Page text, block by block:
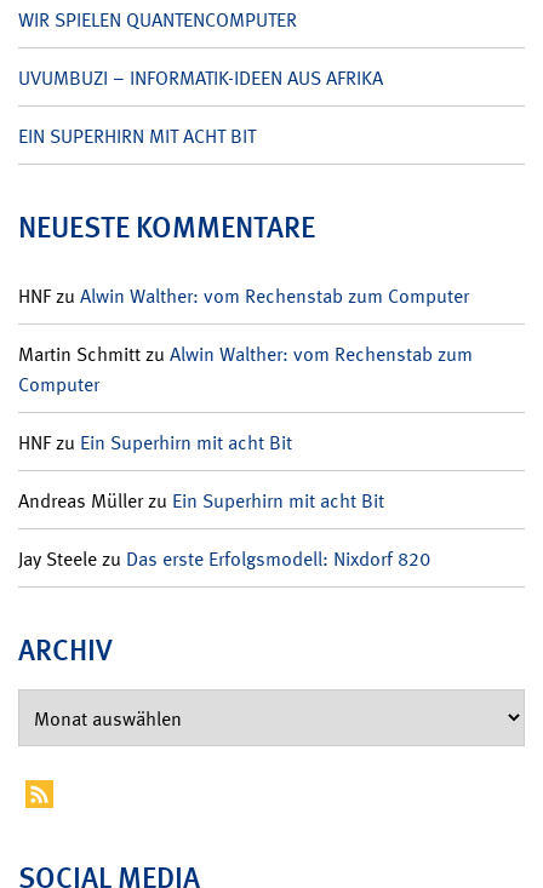
WIR SPIELEN QUANTENCOMPUTER
UVUMBUZI – INFORMATIK-IDEEN AUS AFRIKA
EIN SUPERHIRN MIT ACHT BIT
NEUESTE KOMMENTARE
HNFzu Alwin Walther: vom Rechenstab zum Computer
Martin Schmittzu Alwin Walther: vom Rechenstab zum
Computer
HNFzu Ein Superhirn mit acht Bit
Andreas Müllerzu Ein Superhirn mit acht Bit
Jay Steelezu Das erste Erfolgsmodell: Nixdorf 820
ARCHIV
SOCIAL MEDIA